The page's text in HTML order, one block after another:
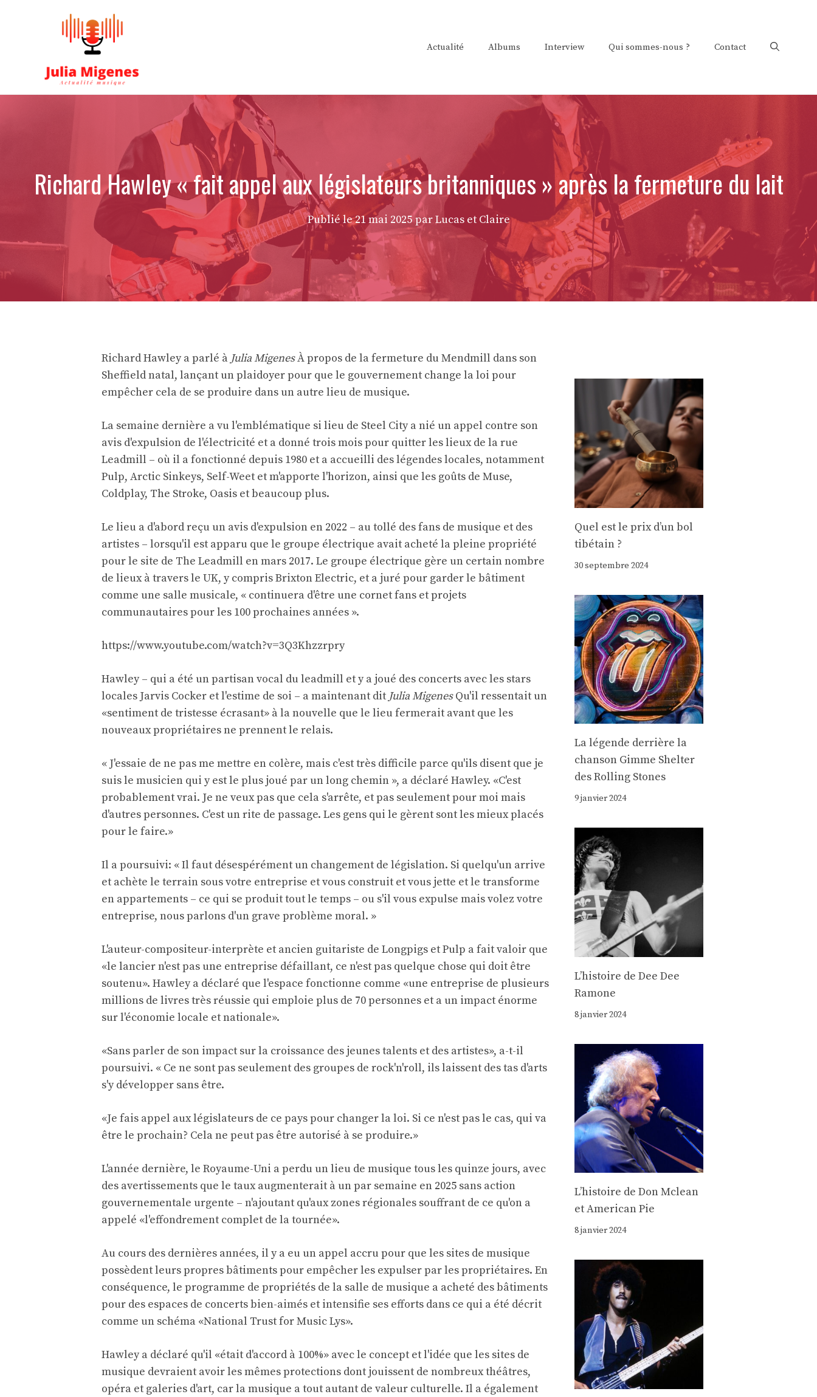
Actualité Albums Interview Qui sommes-nous ? Contact
Richard Hawley « fait appel aux législateurs britanniques » après la fermeture du lait
Publié le21 mai 2025 par Lucas et Claire
Richard Hawley a parlé à Julia MigenesÀ propos de la fermeture du Mendmill dans son
Sheffield natal, lançant un plaidoyer pour que le gouvernement change la loi pour
empêcher cela de se produire dans un autre lieu de musique.
La semaine dernière a vu l'emblématique si lieu de Steel City a nié un appel contre son
avis d'expulsion de l'électricité et a donné trois mois pour quitter les lieux de la rue
Leadmill – où il a fonctionné depuis 1980 et a accueilli des légendes locales, notamment
Pulp, Arctic Sinkeys, Self-Weet et m'apporte l'horizon, ainsi que les goûts de Muse,
Coldplay, The Stroke, Oasis et beaucoup plus.
Le lieu a d'abord reçu un avis d'expulsion en 2022 – au tollé des fans de musique et des
artistes – lorsqu'il est apparu que le groupe électrique avait acheté la pleine propriété
pour le site de The Leadmill en mars 2017. Le groupe électrique gère un certain nombre
de lieux à travers le UK, y compris Brixton Electric, et a juré pour garder le bâtiment
comme une salle musicale, « continuera d'être une cornet fans et projets
communautaires pour les 100 prochaines années ».
https://www.youtube.com/watch?v=3Q3Khzzrpry
Hawley – qui a été un partisan vocal du leadmill et y a joué des concerts avec les stars
locales Jarvis Cocker et l'estime de soi – a maintenant dit Julia MigenesQu'il ressentait un
«sentiment de tristesse écrasant» à la nouvelle que le lieu fermerait avant que les
nouveaux propriétaires ne prennent le relais.
« J'essaie de ne pas me mettre en colère, mais c'est très difficile parce qu'ils disent que je
suis le musicien qui y est le plus joué par un long chemin », a déclaré Hawley. «C'est
probablement vrai. Je ne veux pas que cela s'arrête, et pas seulement pour moi mais
d'autres personnes. C'est un rite de passage. Les gens qui le gèrent sont les mieux placés
pour le faire.»
Il a poursuivi: « Il faut désespérément un changement de législation. Si quelqu'un arrive
et achète le terrain sous votre entreprise et vous construit et vous jette et le transforme
en appartements – ce qui se produit tout le temps – ou s'il vous expulse mais volez votre
entreprise, nous parlons d'un grave problème moral. »
L'auteur-compositeur-interprète et ancien guitariste de Longpigs et Pulp a fait valoir que
«le lancier n'est pas une entreprise défaillant, ce n'est pas quelque chose qui doit être
soutenu». Hawley a déclaré que l'espace fonctionne comme «une entreprise de plusieurs
millions de livres très réussie qui emploie plus de 70 personnes et a un impact énorme
sur l'économie locale et nationale».
«Sans parler de son impact sur la croissance des jeunes talents et des artistes», a-t-il
poursuivi. « Ce ne sont pas seulement des groupes de rock'n'roll, ils laissent des tas d'arts
s'y développer sans être.
«Je fais appel aux législateurs de ce pays pour changer la loi. Si ce n'est pas le cas, qui va
être le prochain? Cela ne peut pas être autorisé à se produire.»
L'année dernière, le Royaume-Uni a perdu un lieu de musique tous les quinze jours, avec
des avertissements que le taux augmenterait à un par semaine en 2025 sans action
gouvernementale urgente – n'ajoutant qu'aux zones régionales souffrant de ce qu'on a
appelé «l'effondrement complet de la tournée».
Au cours des dernières années, il y a eu un appel accru pour que les sites de musique
possèdent leurs propres bâtiments pour empêcher les expulser par les propriétaires. En
conséquence, le programme de propriétés de la salle de musique a acheté des bâtiments
pour des espaces de concerts bien-aimés et intensifie ses efforts dans ce qui a été décrit
comme un schéma «National Trust for Music Lys».
Hawley a déclaré qu'il «était d'accord à 100%» avec le concept et l'idée que les sites de
musique devraient avoir les mêmes protections dont jouissent de nombreux théâtres,
opéra et galeries d'art, car la musique a tout autant de valeur culturelle. Il a également
Quel est le prix d’un bol
tibétain ?
30 septembre 2024
La légende derrière la
chanson Gimme Shelter
des Rolling Stones
9 janvier 2024
Lʼhistoire de Dee Dee
Ramone
8 janvier 2024
Lʼhistoire de Don Mclean
et American Pie
8 janvier 2024